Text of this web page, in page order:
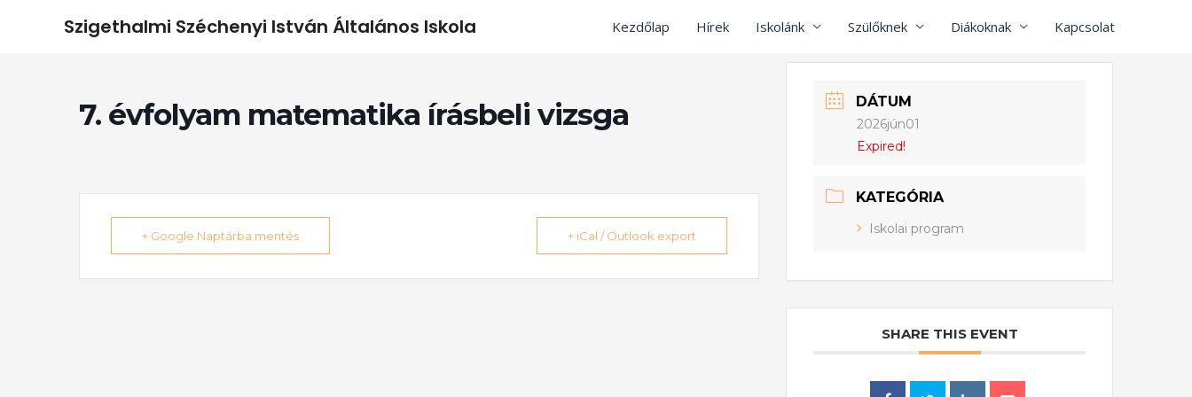
Szigethalmi Széchenyi István Általános Iskola Kezdőlap Hírek Iskolánk Szülőknek Diákoknak Kapcsolat
7. évfolyam matematika írásbeli vizsga
+ Google Naptárba mentés + iCal / Outlook export
DÁTUM
2026jún01
Expired!
KATEGÓRIA
Iskolai program
SHARE THIS EVENT